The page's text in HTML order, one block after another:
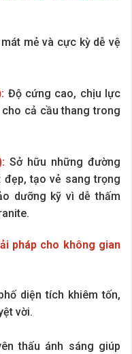
mẻ và cực kỳ dễ vệ
Độ cứng cao, chịu lực
cả cầu thang trong
Sở hữu những đường
tạo vẻ sang trọng
dưỡng kỹ vì dễ thấm
pháp cho không gian
diện tích khiêm tốn,
vời.
thấu ánh sáng giúp